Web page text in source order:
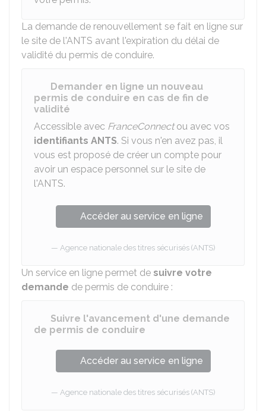
La demande de renouvellement se fait en ligne sur
le site de l'ANTS avant l'expiration du délai de
validité du permis de conduire.
Demander en ligne un nouveau
permis de conduire en cas de fin de
validité
Accessible avec FranceConnectou avec vos
identifiants ANTS. Si vous n'en avez pas, il
vous est proposé de créer un compte pour
avoir un espace personnel sur le site de
l'ANTS.
Accéder au service en ligne
Agence nationale des titres sécurisés (ANTS)
Un service en ligne permet de suivre votre
demande de permis de conduire :
Suivre l'avancement d'une demande
de permis de conduire
Accéder au service en ligne
Agence nationale des titres sécurisés (ANTS)